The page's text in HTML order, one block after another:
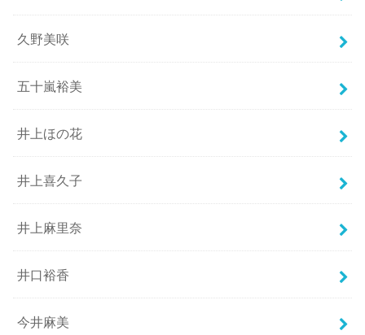
久野美咲
五十嵐裕美
井上ほの花
井上喜久子
井上麻里奈
井口裕香
今井麻美